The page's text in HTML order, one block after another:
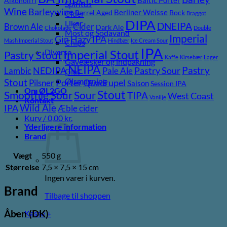
Spiritus
Cider
Likør
Most og Sodavand
Chips
Diverse
Gaveæsker og indpakning
Glas
Ølsmagning
Om ØL2GO
Kontakt
Kurv /0,00 kr.
Ingen varer i kurven.
Tilbage til shoppen
Kasse+
Wine BarleywineBarrel Aged Berliner Weisse Bock Braggot
Brown Ale Chokolade Cider Dark Ale DIPA DNEIPA Double
Mash Imperial Stout GinHazy IPA Hindbær Ice Cream Sour Imperial
Pastry StoutImperial Stout IPA Kaffe Kirsebær Lager
Lambic NEDIPANEIPA Pale Ale Pastry Sour Pastry
Stout Pilsner PorterQuadrupel SaisonSession IPA
Smoothie SourSourStoutTIPA Vanilje West Coast
IPAWild Ale Æble cider
Yderligere information
Brand
Vægt
550 g
Størrelse 7,5 × 7,5 × 15 cm
Brand
Åben (DK)